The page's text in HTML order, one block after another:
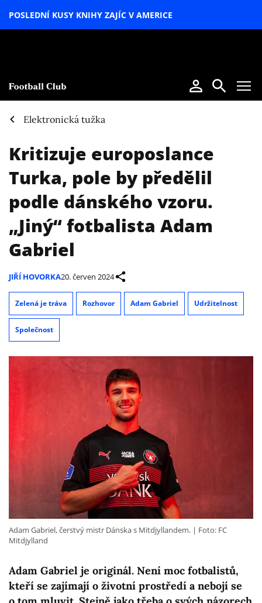
POSLEDNÍ KUSY KNIHY ZAJÍC V AMERICE
Elektronická tužka
Kritizuje europoslance
Turka, pole by předělil
podle dánského vzoru.
„Jiný“ fotbalista Adam
Gabriel
JIŘÍ HOVORKA20. červen 2024
Zelená je tráva Rozhovor Adam Gabriel Udržitelnost
Společnost
Adam Gabriel je originál. Není moc fotbalistů,
kteří se zajímají o životní prostředí a nebojí se
Adam Gabriel, čerstvý mistr Dánska s Mitdjyllandem.
Foto: FC
Mitdjylland